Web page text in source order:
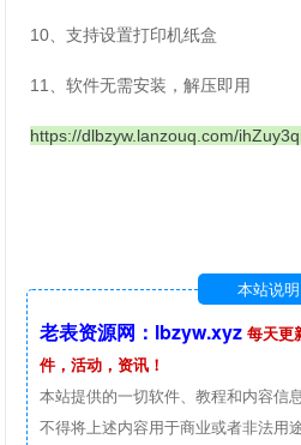
10、支持设置打印机纸盒
11、软件无需安装，解压即用
https://dlbzyw.lanzouq.com/
本站说明
老表资源网：lbzyw.xyz 每天更
件，活动，资讯！
本站提供的一切软件、教程和内容信
不得将上述内容用于商业或者非法用